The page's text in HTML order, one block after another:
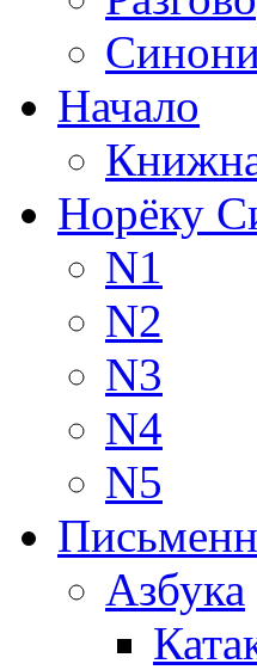
Начало
Норёку
N1
N2
N3
N4
N5
Азбука